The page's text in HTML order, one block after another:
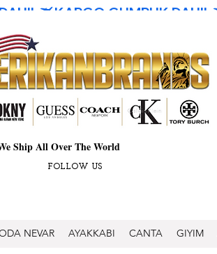
Ship All Over The World
FOLLOW US
NEVAR AYAKKABI CANTA GIYIM